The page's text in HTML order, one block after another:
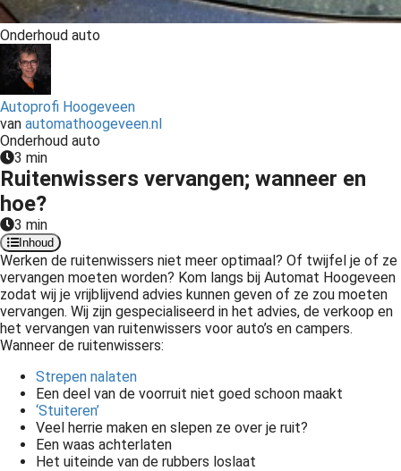
Onderhoud auto
Autoprofi Hoogeveen
van automathoogeveen.nl
Onderhoud auto
3 min
Ruitenwissers vervangen; wanneer en
hoe?
3 min
Inhoud
Werken de ruitenwissers niet meer optimaal? Of twijfel je of ze
vervangen moeten worden? Kom langs bij Automat Hoogeveen
zodat wij je vrijblijvend advies kunnen geven of ze zou moeten
vervangen. Wij zijn gespecialiseerd in het advies, de verkoop en
het vervangen van ruitenwissers voor auto’s en campers.
Wanneer de ruitenwissers:
Strepen nalaten
Een deel van de voorruit niet goed schoon maakt
‘Stuiteren’
Veel herrie maken en slepen ze over je ruit?
Een waas achterlaten
Het uiteinde van de rubbers loslaat